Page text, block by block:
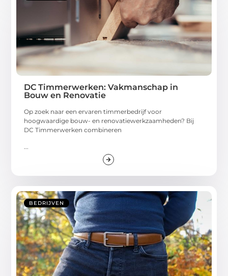
DC Timmerwerken: Vakmanschap in
Bouw en Renovatie
Op zoek naar een ervaren timmerbedrijf voor
hoogwaardige bouw- en renovatiewerkzaamheden? Bij
DC Timmerwerken combineren
BEDRIJVEN